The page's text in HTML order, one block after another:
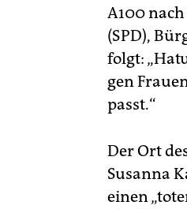
A100
(SPD),
folgt:
gen
passt.“
Der Ort
Susanna
einen